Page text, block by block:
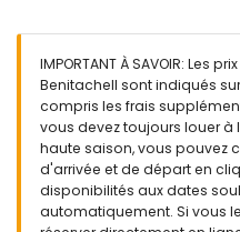
Extérieur de la villa
grand terrain clos
piscine privée en forme
de profondeur
jardin avec gravier et
terrasse couverte
barbecue
coin salon extérior et
garage privé
IMPORTANT À SAVOIR: Les
Benitachell sont indiqués
compris les frais
vous devez toujours louer à
haute saison, vous pouvez
d'arrivée et de départ en
disponibilités aux dates
automatiquement. Si vous